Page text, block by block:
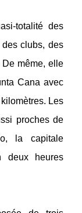
totalité des
clubs, des
même, elle
Cana avec
Les
proches de
la capitale
deux heures